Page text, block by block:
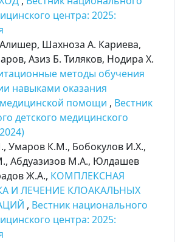
центра: 2025:
Шахноза А. Кариева,
Азиз Б. Тиляков, Нодира Х.
методы обучения
навыками оказания
помощи , Вестник
детского медицинского
Умаров К.М., Бобокулов И.Х.,
Абдуазизов М.А., Юлдашев
Ж.А., КОМПЛЕКСНАЯ
И ЛЕЧЕНИЕ КЛОАКАЛЬНЫХ
, Вестник национального
центра: 2025: